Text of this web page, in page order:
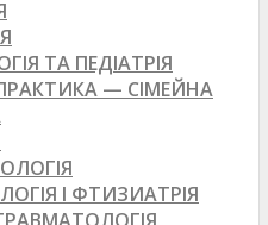
ТА ПЕДІАТРІЯ
— СІМЕЙНА
І ФТИЗИАТРІЯ